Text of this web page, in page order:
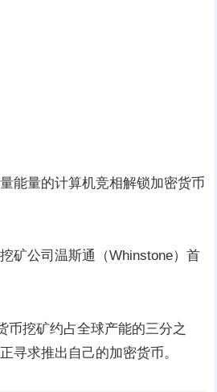
能量的计算机竞相解锁加密货币
矿公司温斯通（Whinstone）首
币挖矿约占全球产能的三分之
寻求推出自己的加密货币。